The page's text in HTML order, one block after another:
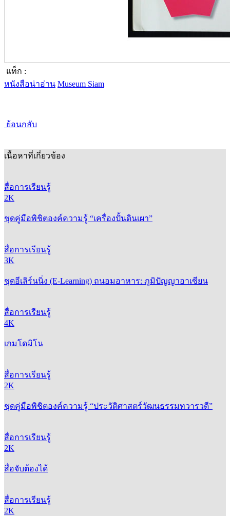
แท็ก :
หนังสือน่าอ่าน Museum Siam
ย้อนกลับ
เนื้อหาที่เกี่ยวข้อง
สื่อการเรียนรู้
2K
ชุดคู่มือพิชิตองค์ความรู้ “เครื่องปั้นดินเผา”
สื่อการเรียนรู้
3K
ชุดอีเลิร์นนิ่ง (E-Learning) ถนอมอาหาร: ภูมิปัญญาอาเซียน
สื่อการเรียนรู้
4K
เกมโดมิโน
สื่อการเรียนรู้
2K
ชุดคู่มือพิชิตองค์ความรู้ “ประวัติศาสตร์วัฒนธรรมทวารวดี”
สื่อการเรียนรู้
2K
สื่อจับต้องได้
สื่อการเรียนรู้
2K